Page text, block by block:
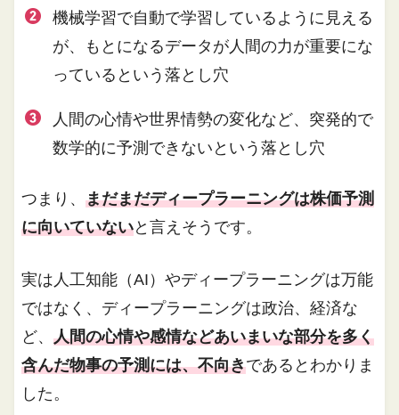
機械学習で自動で学習しているように見える
が、もとになるデータが人間の力が重要にな
っているという落とし穴
人間の心情や世界情勢の変化など、突発的で
数学的に予測できないという落とし穴
つまり、まだまだディープラーニングは株価予測
に向いていないと言えそうです。
実は人工知能（AI）やディープラーニングは万能
ではなく、ディープラーニングは政治、経済な
ど、人間の心情や感情などあいまいな部分を多く
含んだ物事の予測には、不向きであるとわかりま
した。